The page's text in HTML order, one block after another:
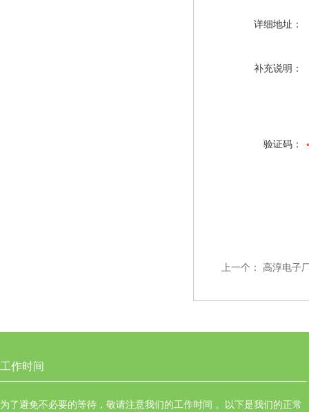
详细地址：
补充说明：
验证码：
上一个： 高淳电子
工作时间
为了避免不必要的等待，敬请注意我们的工作时间 。以下是我们的正常